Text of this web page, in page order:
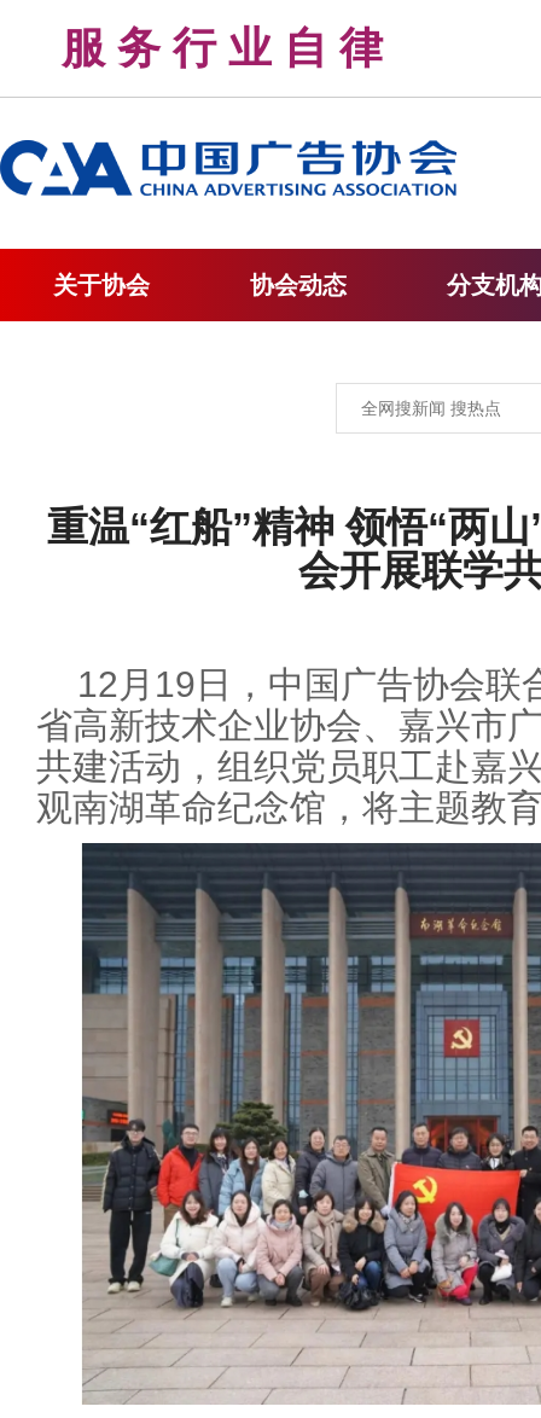
服 务 行 业 自 律
关于协会 协会动态 分支机
重温“红船”精神 领悟“两
会开展联学
12月19日，中国广告协会联
省高新技术企业协会、嘉兴市
共建活动，组织党员职工赴嘉
观南湖革命纪念馆，将主题教